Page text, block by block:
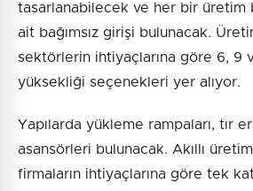
tasarlanabilecek ve her bir üretim
ait bağımsız girişi bulunacak.
sektörlerin ihtiyaçlarına göre 6, 9
yüksekliği seçenekleri yer alıyor.
Yapılarda yükleme rampaları, tır
asansörleri bulunacak. Akıllı
firmaların ihtiyaçlarına göre tek